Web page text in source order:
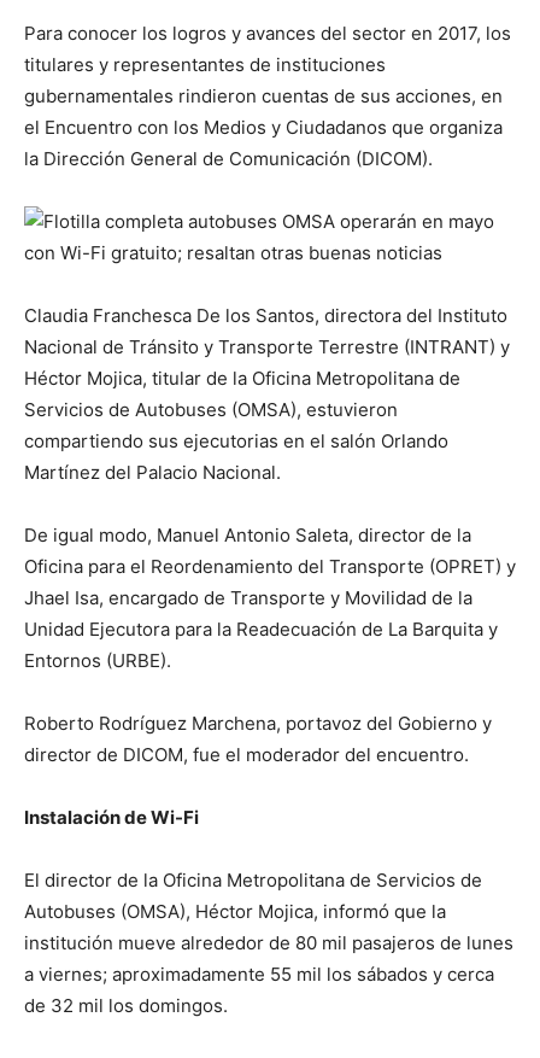
Para conocer los logros y avances del sector en 2017, los
titulares y representantes de instituciones
gubernamentales rindieron cuentas de sus acciones, en
el Encuentro con los Medios y Ciudadanos que organiza
la Dirección General de Comunicación (DICOM).
Claudia Franchesca De los Santos, directora del Instituto
Nacional de Tránsito y Transporte Terrestre (INTRANT) y
Héctor Mojica, titular de la Oficina Metropolitana de
Servicios de Autobuses (OMSA), estuvieron
compartiendo sus ejecutorias en el salón Orlando
Martínez del Palacio Nacional.
De igual modo, Manuel Antonio Saleta, director de la
Oficina para el Reordenamiento del Transporte (OPRET) y
Jhael Isa, encargado de Transporte y Movilidad de la
Unidad Ejecutora para la Readecuación de La Barquita y
Entornos (URBE).
Roberto Rodríguez Marchena, portavoz del Gobierno y
director de DICOM, fue el moderador del encuentro.
Instalación de Wi-Fi
El director de la Oficina Metropolitana de Servicios de
Autobuses (OMSA), Héctor Mojica, informó que la
institución mueve alrededor de 80 mil pasajeros de lunes
a viernes; aproximadamente 55 mil los sábados y cerca
de 32 mil los domingos.